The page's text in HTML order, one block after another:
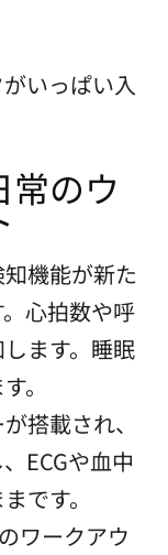
いっぱい入
のウ
機能が新た
心拍数や呼
ます。睡眠
。
搭載され、
ECGや血中
です。
ワークアウ